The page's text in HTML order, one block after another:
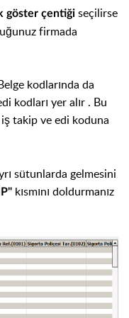
göster çentiği seçilirse
firmada
kodlarında da
kodları yer alır . Bu
takip ve edi koduna
sütunlarda gelmesini
kısmını doldurmanız